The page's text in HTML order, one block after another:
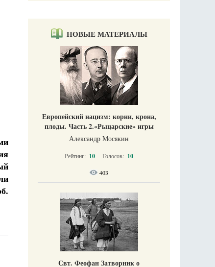
НОВЫЕ МАТЕРИАЛЫ
Европейский нацизм: корни, крона,
плоды. Часть 2.«Рыцарские» игры
Александр Мосякин
Рейтинг: 10 Голосов: 10
403
Свт. Феофан Затворник о